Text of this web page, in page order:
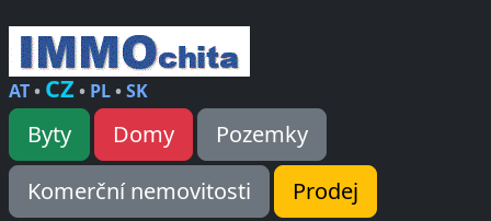
AT• CZ • PL•SK
Byty Domy
Pozemky
Komerční nemovitosti
Prodej